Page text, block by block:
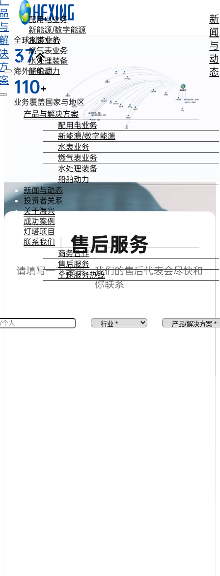
跳转到主要内容 跳转到页脚
配用电业务
新能源/数字能源
水表业务
燃气表业务
水处理装备
船舶动力
新
闻
与
动
态
产品与解决方案
配用电业务
新能源/数字能源
水表业务
燃气表业务
水处理装备
船舶动力
新闻与动态
投资者关系
关于海兴
成功案例
灯塔项目
联系我们
商务合作
售后服务
全球服务热线
17个
全球制造中心
37个
海外子公司
110+
业务覆盖国家与地区
售后服务
请填写一下表单，我们的售后代表会尽快和
你联系